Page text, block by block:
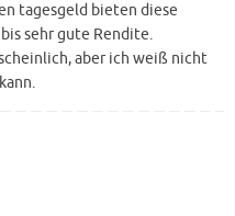
tagesgeld bieten diese
sehr gute Rendite.
aber ich weiß nicht